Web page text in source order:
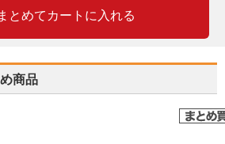
とめてカートに入れる
商品